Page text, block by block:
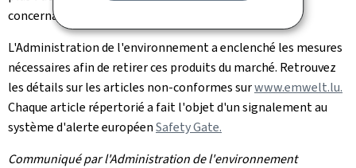
concernant les modalités à suivre.
L'Administration de l'environnement a enclenché les mesures
nécessaires afin de retirer ces produits du marché. Retrouvez
les détails sur les articles non-conformes surwww.emwelt.lu.
Chaque article répertorié a fait l'objet d'un signalement au
système d'alerte européenSafety Gate.
Communiqué par l'Administration de l'environnement